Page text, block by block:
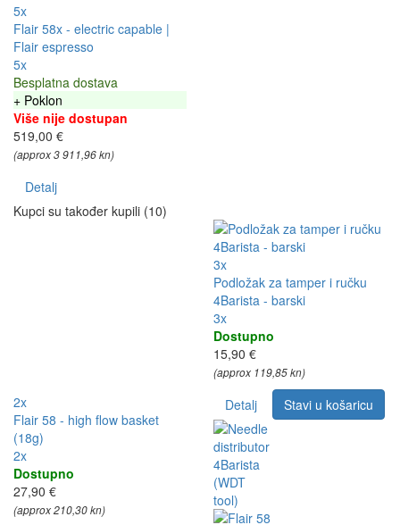
5x
Flair 58x - electric capable |
Flair espresso
5x
Besplatna dostava
+ Poklon
Više nije dostupan
519,00 €
(approx 3 911,96 kn)
Detalj
Kupci su također kupili (10)
2x
Flair 58 - high flow basket
(18g)
2x
Dostupno
27,90 €
(approx 210,30 kn)
3x
Podložak za tamper i ručku
4Barista - barski
3x
Dostupno
15,90 €
(approx 119,85 kn)
Detalj Stavi u košaricu